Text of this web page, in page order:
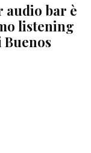
audio bar è
listening